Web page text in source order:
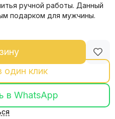
ручной работы. Данный
подарком для мужчины.
один клик
в WhatsApp